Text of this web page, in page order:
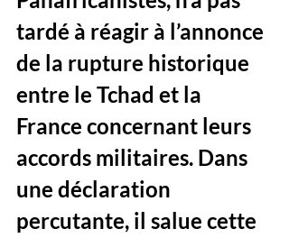
tardé à réagir à l’annonce
de la rupture historique
entre le Tchad et la
France concernant leurs
accords militaires. Dans
une déclaration
percutante, il salue cette